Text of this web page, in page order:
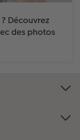
Découvrez
des photos